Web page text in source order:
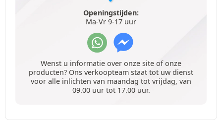
Openingstijden:
Ma-Vr 9-17 uur
Wenst u informatie over onze site of onze
producten? Ons verkoopteam staat tot uw dienst
voor alle inlichten van maandag tot vrijdag, van
09.00 uur tot 17.00 uur.